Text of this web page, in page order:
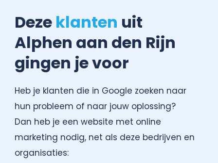
Deze klanten uit
Alphen aan den Rijn
gingen je voor
Heb je klanten die in Google zoeken naar
hun probleem of naar jouw oplossing?
Dan heb je een website met online
marketing nodig, net als deze bedrijven en
organisaties: